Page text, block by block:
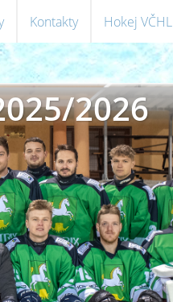
Kontakty Hokej VČHL
2026